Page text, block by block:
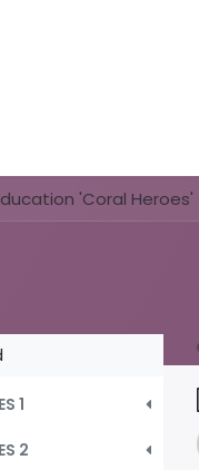
'Coral Heroes'
1
2